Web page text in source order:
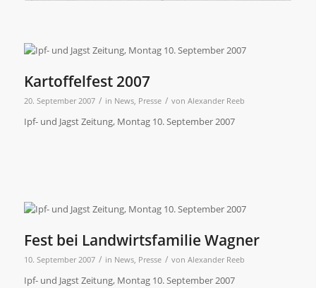
Kartoffelfest 2007
20. September 2007 / in News, Presse / von Alexander Reeb
Ipf- und Jagst Zeitung, Montag 10. September 2007
Fest bei Landwirtsfamilie Wagner
10. September 2007 / in News, Presse / von Alexander Reeb
Ipf- und Jagst Zeitung, Montag 10. September 2007